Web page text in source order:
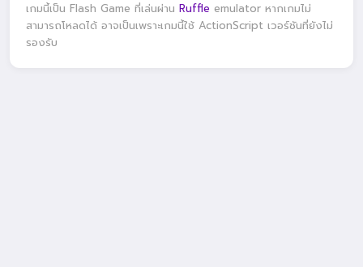
เกมนี้เป็น Flash Game ที่เล่นผ่าน Ruffle emulator หากเกมไม่
สามารถโหลดได้ อาจเป็นเพราะเกมนี้ใช้ ActionScript เวอร์ชันที่ยังไม่
รองรับ